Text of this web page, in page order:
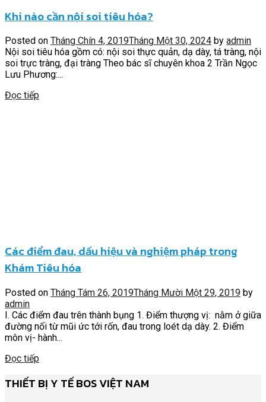
Khi nào cần nội soi tiêu hóa?
Posted on Tháng Chín 4, 2019Tháng Một 30, 2024 by admin
Nội soi tiêu hóa gồm có: nội soi thực quản, dạ dày, tá tràng, nội
soi trực tràng, đại tràng Theo bác sĩ chuyên khoa 2 Trần Ngọc
Lưu Phương:...
Đọc tiếp
Các điểm đau, dấu hiệu và nghiệm pháp trong
Khám Tiêu hóa
Posted on Tháng Tám 26, 2019Tháng Mười Một 29, 2019 by
admin
I. Các điểm đau trên thành bụng 1. Điểm thượng vị: nằm ở giữa
đường nối từ mũi ức tới rốn, đau trong loét dạ dày. 2. Điểm
môn vị- hành...
Đọc tiếp
THIẾT BỊ Y TẾ BOS VIỆT NAM